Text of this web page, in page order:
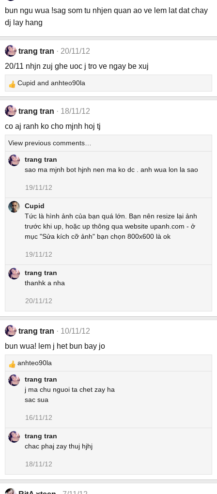
bun ngu wua !sag som tu nhjen quan ao ve lem lat dat chay
dj lay hang
trang tran
20/11/12
20/11 nhjn zuj ghe uoc j tro ve ngay be xuj
R
e
a
c
t
n
Cupid and anhteo90la
trang tran
18/11/12
co aj ranh ko cho mjnh hoj tj
View previous comments…
trang tran
sao ma mjnh bot hjnh nen ma ko dc . anh wua lon la sao
19/11/12
Cupid
Tức là hình ảnh của bạn quá lớn. Bạn nên resize lại ảnh
trước khi up, hoặc up thông qua website upanh.com - ở
mục "Sửa kích cỡ ảnh" bạn chọn 800x600 là ok
19/11/12
trang tran
thanhk a nha
20/11/12
trang tran
10/11/12
bun wua! lem j het bun bay jo
R
e
a
n
anhteo90la
trang tran
j ma chu nguoi ta chet zay ha
sac sua
16/11/12
trang tran
chac phaj zay thuj hjhj
18/11/12